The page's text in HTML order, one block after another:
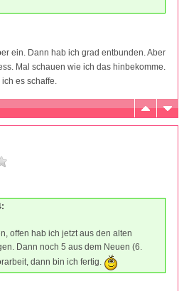
ein. Dann hab ich grad entbunden. Aber
Mal schauen wie ich das hinbekomme.
es schaffe.
offen hab ich jetzt aus den alten
Dann noch 5 aus dem Neuen (6.
dann bin ich fertig.